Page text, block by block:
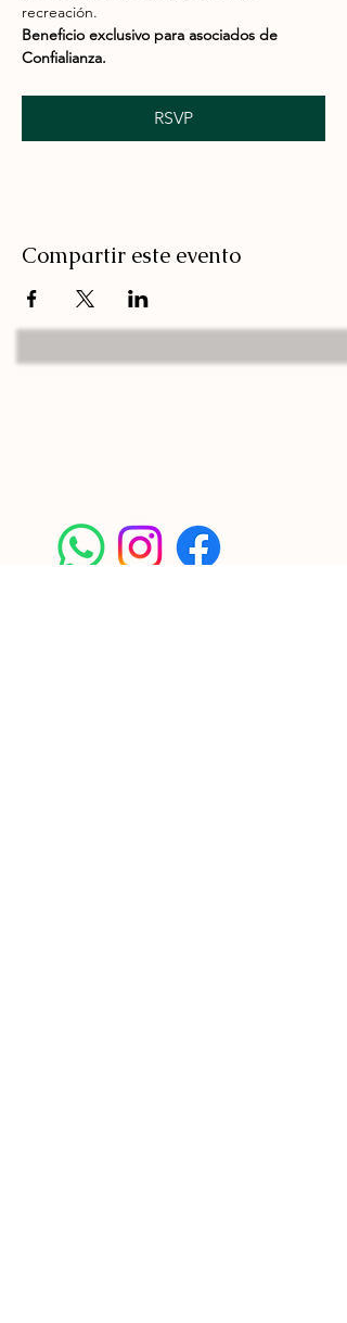
recreación.
Beneficio exclusivo para asociados de
Confialianza.
RSVP
Compartir este evento